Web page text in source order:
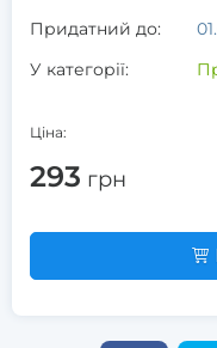
Придатний до:
У категорії:
Ціна:
293 грн